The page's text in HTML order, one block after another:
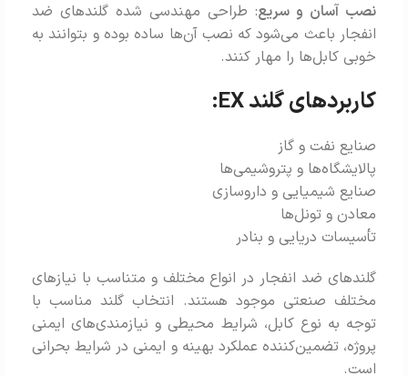
نصب آسان و سریع: طراحی مهندسی شده گلندهای ضد
انفجار باعث می‌شود که نصب آن‌ها ساده بوده و بتوانند به
خوبی کابل‌ها را مهار کنند.
کاربردهای گلند EX:
صنایع نفت و گاز
پالایشگاه‌ها و پتروشیمی‌ها
صنایع شیمیایی و داروسازی
معادن و تونل‌ها
تأسیسات دریایی و بنادر
گلندهای ضد انفجار در انواع مختلف و متناسب با نیازهای
مختلف صنعتی موجود هستند. انتخاب گلند مناسب با
توجه به نوع کابل، شرایط محیطی و نیازمندی‌های ایمنی
پروژه، تضمین‌کننده عملکرد بهینه و ایمنی در شرایط بحرانی
است.